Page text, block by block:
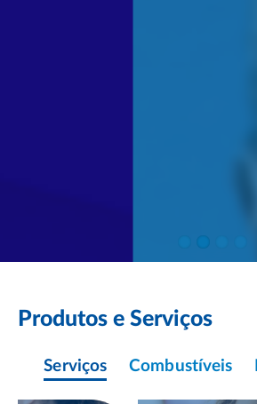
Produtos e Serviços
Serviços Combustíveis